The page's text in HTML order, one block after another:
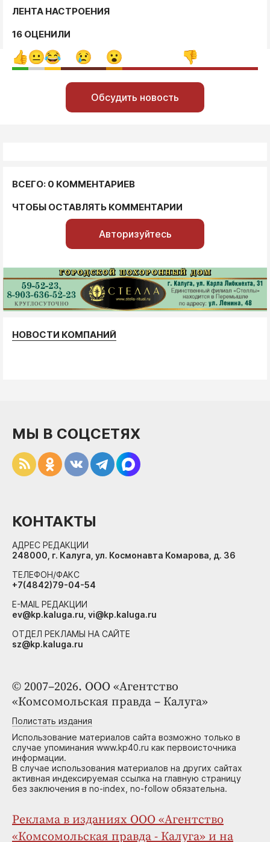
ЛЕНТА НАСТРОЕНИЯ
16 ОЦЕНИЛИ
Обсудить новость
ВСЕГО: 0 КОММЕНТАРИЕВ
ЧТОБЫ ОСТАВЛЯТЬ КОММЕНТАРИИ
Авторизуйтесь
НОВОСТИ КОМПАНИЙ
© 2007–2026. ООО «Агентство
«Комсомольская правда – Калуга»
Полистать издания
Использование материалов сайта возможно только в
случае упоминания www.kp40.ru как первоисточника
информации.
В случае использования материалов на других сайтах
активная индексируемая ссылка на главную страницу
без заключения в no-index, no-follow обязательна.
Реклама в изданиях ООО «Агентство
«Комсомольская правда - Калуга» и на
МЫ В СОЦСЕТЯХ
КОНТАКТЫ
АДРЕС РЕДАКЦИИ
248000, г. Калуга, ул. Космонавта Комарова, д. 36
ТЕЛЕФОН/ФАКС
+7(4842)79-04-54
E-MAIL РЕДАКЦИИ
ev@kp.kaluga.ru, vi@kp.kaluga.ru
ОТДЕЛ РЕКЛАМЫ НА САЙТЕ
sz@kp.kaluga.ru